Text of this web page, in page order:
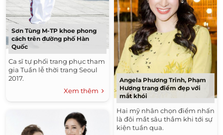
Sơn Tùng M-TP khoe phong
cách trên đường phố Hàn
Quốc
Ca sĩ tự phối trang phục tham
gia Tuần lễ thời trang Seoul
2017.
Xem thêm
Angela Phương Trinh, Phạm
Hương trang điểm đẹp với
mắt khói
Hai mỹ nhân chọn điểm nhấn
là đôi mắt sâu thẳm khi tới sự
kiện tuần qua.